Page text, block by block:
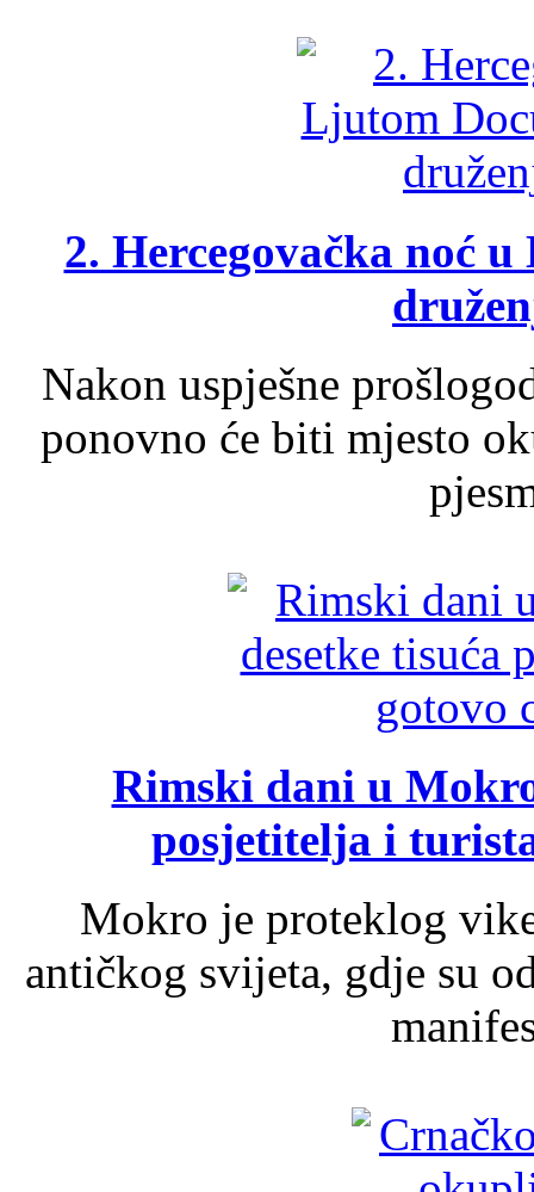
2. Hercegovačka noć
Nakon uspješne
ponovno će biti mjesto
Rimski dani u
posjetitelja i
Mokro je proteklog
antičkog svijeta, gdje su